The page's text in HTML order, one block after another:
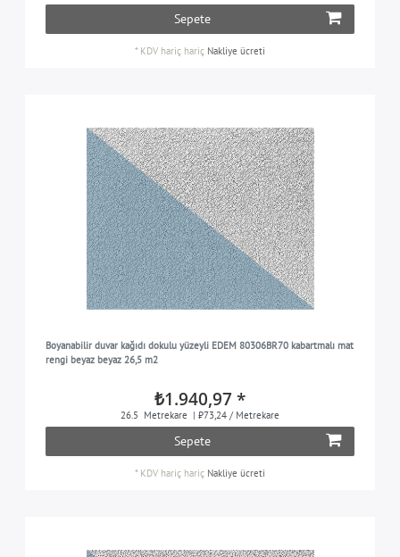
Sepete
* KDV hariç hariç Nakliye ücreti
Boyanabilir duvar kağıdı dokulu yüzeyli EDEM 80306BR70 kabartmalı mat
rengi beyaz beyaz 26,5 m2
₺1.940,97 *
26.5 Metrekare | ₺73,24 / Metrekare
Sepete
* KDV hariç hariç Nakliye ücreti